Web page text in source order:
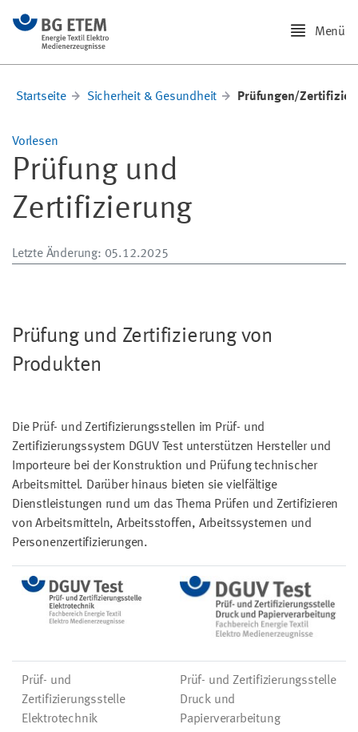
Menü
Startseite Sicherheit & Gesundheit Prüfungen/
Vorlesen
Prüfung und
Zertifizierung
Letzte Änderung: 05.12.2025
Prüfung und Zertifizierung von
Produkten
Die Prüf- und Zertifizierungsstellen im Prüf- und
Zertifizierungssystem DGUV Test unterstützen Hersteller und
Importeure bei der Konstruktion und Prüfung technischer
Arbeitsmittel. Darüber hinaus bieten sie vielfältige
Dienstleistungen rund um das Thema Prüfen und Zertifizieren
von Arbeitsmitteln, Arbeitsstoffen, Arbeitssystemen und
Personenzertifizierungen.
Prüf- und
Zertifizierungsstelle
Elektrotechnik
Prüf- und Zertifizierungsstelle
Druck und
Papierverarbeitung